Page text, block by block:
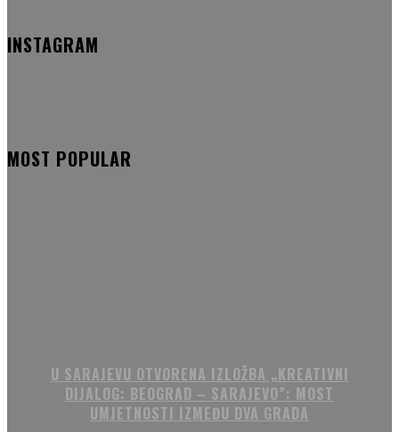
INSTAGRAM
MOST POPULAR
U SARAJEVU OTVORENA IZLOŽBA „KREATIVNI
DIJALOG: BEOGRAD – SARAJEVO”: MOST
UMJETNOSTI IZMEĐU DVA GRADA